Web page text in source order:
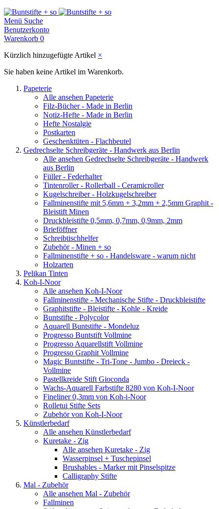
Menü Suche
Benutzerkonto
Warenkorb 0
Kürzlich hinzugefügte Artikel ×
Sie haben keine Artikel im Warenkorb.
Papeterie
Alle ansehen Papeterie
Filz-Bücher - Made in Berlin
Notiz-Hefte - Made in Berlin
Hefte Nostalgie
Postkarten
Geschenktüten - Flachbeutel
Gedrechselte Schreibgeräte - Handwerk aus Berlin
Alle ansehen Gedrechselte Schreibgeräte - Handwerk
aus Berlin
Füller - Federhalter
Tintenroller - Rollerball - Ceramicroller
Kugelschreiber - Holzkugelschreiber
Fallminenstifte mit 5,6mm + 3,2mm + 2,5mm Graphit -
Bleistift Minen
Druckbleistifte 0,5mm, 0,7mm, 0,9mm, 2mm
Brieföffner
Schreibtischhelfer
Zubehör - Minen + so
Fallminenstifte + so - Handelsware - warum nicht
Holzarten
Pelikan Tinten
Koh-I-Noor
Alle ansehen Koh-I-Noor
Fallminenstifte - Mechanische Stifte - Druckbleistifte
Graphitstifte - Bleistifte - Kohle - Kreide
Buntstifte - Polycolor
Aquarell Buntstifte - Mondeluz
Progresso Buntstift Vollmine
Progresso Aquarellstift Vollmine
Progresso Graphit Vollmine
Magic Buntstifte - Tri-Tone - Jumbo - Dreieck -
Vollmine
Pastellkreide Stift Gioconda
Wachs-Aquarell Farbstifte 8280 von Koh-I-Noor
Fineliner 0,3mm von Koh-i-Noor
Rolletui Stifte Sets
Zubehör von Koh-I-Noor
Künstlerbedarf
Alle ansehen Künstlerbedarf
Kuretake - Zig
Alle ansehen Kuretake - Zig
Wasserpinsel + Tuschepinsel
Brushables - Marker mit Pinselspitze
Calligraphy Stifte
Mal - Zubehör
Alle ansehen Mal - Zubehör
Fallminen